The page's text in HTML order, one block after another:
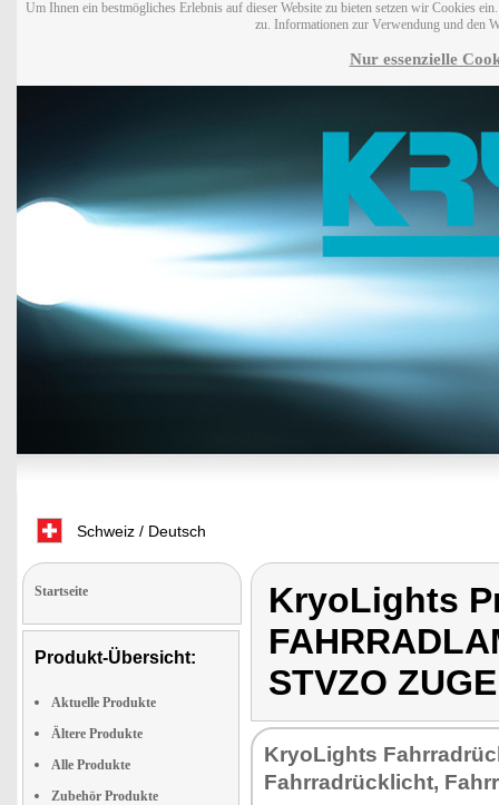
Um Ihnen ein bestmögliches Erlebnis auf dieser Website zu bieten setzen wir Cookies
zu. Informationen zur Verwendung und den
Nur essenzielle
Schweiz / Deutsch
Startseite
Produkt-Übersicht:
Aktuelle Produkte
Ältere Produkte
Alle Produkte
Zubehör Produkte
KryoLights
STVZO
KryoLights
Fahrradrücklicht,